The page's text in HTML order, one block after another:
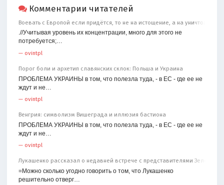
Комментарии читателей
Воевать с Европой если придётся, то не на истощение, а на уничтожение
.//Учитывая уровень их концентрации, много для этого не
потребуется;…
— ovintpl
Порог боли и архетип славянских склок: Польша и Украина
ПРОБЛЕМА УКРАИНЫ в том, что полезла туда, - в ЕС - где ее не
ждут и не…
— ovintpl
Венгрия: символизм Вишеграда и иллюзия бастиона
ПРОБЛЕМА УКРАИНЫ в том, что полезла туда, - в ЕС - где ее не
ждут и не…
— ovintpl
Лукашенко рассказал о недавней встрече с представителями
=Можно сколько угодно говорить о том, что Лукашенко
решительно отверг…